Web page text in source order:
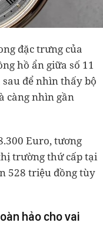
đặc trưng của
hồ ẩn giữa số 11
để nhìn thấy bộ
càng nhìn gần
Euro, tương
trường thứ cấp tại
528 triệu đồng tùy
hảo cho vai